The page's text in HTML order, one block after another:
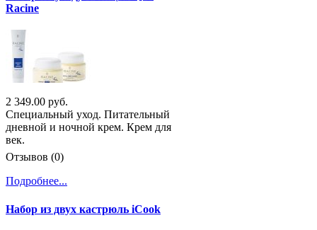
Racine
2 349.00 руб.
Специальный уход. Питательный
дневной и ночной крем. Крем для
век.
Отзывов (0)
Подробнее...
Набор из двух кастрюль iCook